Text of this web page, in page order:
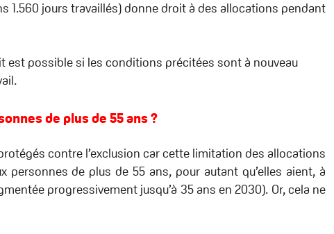
1.560 jours travaillés) donne droit à des allocations pendant
est possible si les conditions précitées sont à nouveau
de plus de 55 ans ?
contre l’exclusion carcette limitation des allocations
personnes de plus de 55 ans, pour autant qu’elles aient, à
progressivement jusqu’à 35 ans en 2030). Or, cela ne